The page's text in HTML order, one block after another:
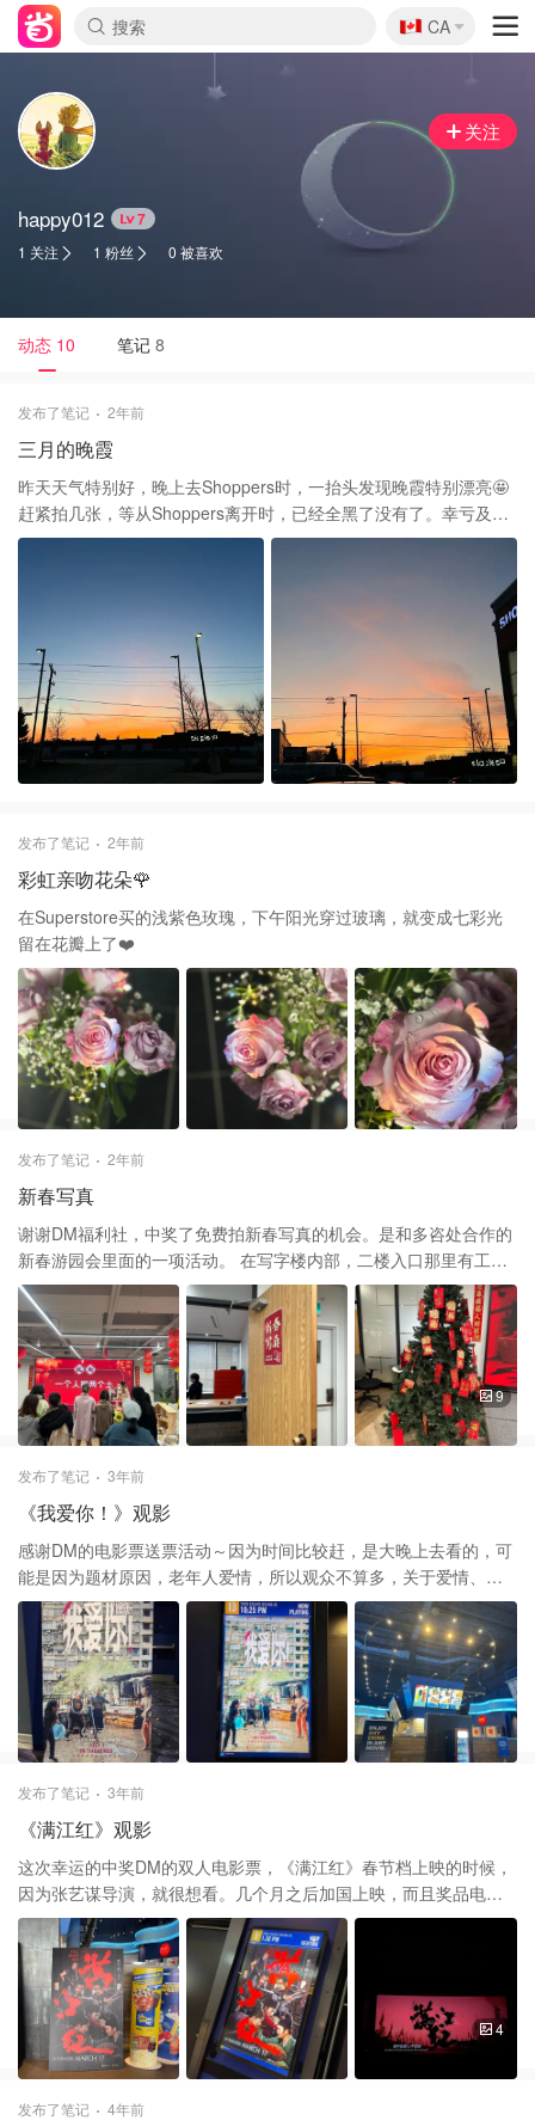
🇨🇦
CA
关注
happy012 7
1 关注 1 粉丝 0 被喜欢
动态 10 笔记 8
发布了笔记 2年前
三月的晚霞
昨天天气特别好，晚上去Shoppers时，一抬头发现晚霞特别漂亮🤩
赶紧拍几张，等从Shoppers离开时，已经全黑了没有了。幸亏及时
拍下照片，肉眼看比照片要震撼的多。话说今年加拿大冬天完全不
发布了笔记 2年前
彩虹亲吻花朵🌹
在Superstore买的浅紫色玫瑰，下午阳光穿过玻璃，就变成七彩光
留在花瓣上了❤️
发布了笔记 2年前
新春写真
谢谢DM福利社，中奖了免费拍新春写真的机会。是和多咨处合作的
新春游园会里面的一项活动。 在写字楼内部，二楼入口那里有工作
人员登记，但是我提了这个中奖新春写真，门口登记的不太清楚这
个活动，让我直接进去找负责拍照点工作人员。然后就进入大厅，
在大屏幕右侧有个房间，门口贴有新春写真拍照，见图二。给工作
人员出示了中奖的邮件，她还是不清楚，后来她找了另外一个负责
人，负责人知道和DM合作的活动，才说可以拍😂感觉前期沟通不是
太到位，好多工作人员都不知道🤷‍♀️ 现在来说说具体拍照。先填写自
己名字、邮箱，给你一个编号，拿着编号先拍一张留底，这样好知
道照片是几号客户的。整体布置很简单，就是在一间Office里，背景
个位置灯光最好，准备了一些道具：灯笼、鞭炮、福、春联。道具
都随便用。站好之后摄影师就开始拍，就是自己摆动作，几张之
后，摄影师会建议你换道具，摄影师挺好的，建议你多换几个道具
多拍几张。整体速度很快，所以站上去之前就自己把头发之类的要
整体好，化好妆。大概不到十分钟就拍好了。然后现场用苹果电脑
屏幕让你浏览一遍照片，自己挑选一张，工作人员会给你打印出
来，大概20分钟之后回来取照片。其余电子版全是通过邮箱周一或
者周二发给客户。 整体来说是比较简单的拍照，但是效果比我预期
要好。我去取照片时，看到桌面上也有一些等待领取的别的客户的
照片，效果都不错，很喜庆🎉 趁着等待时间，我就逛了逛新春游园
会，图片就是一些各种展台。也有免费试吃，例如米糕、上海鲜肉
体验的汉服试穿没看到，可能也是时间不对；添加关注免费领取一
个娃娃和抓娃娃币；大屏幕是猜灯谜，旁边就是各种奖品，答案要
大声喊，要不然好几个同时答的，只给第一个，声音小就容易错失
机会😂还有大门口登记那里，扫码多咨处登记，也可以参加抽奖 整
体体验来说，这次新春游园会&新春写真 还不错，比预期要好，写
真底片也已经全都收到😉再次感谢DM福利社～祝大家新年快乐🎉
9
发布了笔记 3年前
《我爱你！》观影
感谢DM的电影票送票活动～因为时间比较赶，是大晚上去看的，可
能是因为题材原因，老年人爱情，所以观众不算多，关于爱情、死
亡，确实很催泪。其中叶童，童年记忆许仙，演病痛那段，非常真
实，完全不像演的，演技真是好厉害！这部电影全员演技在线👍
发布了笔记 3年前
《满江红》观影
这次幸运的中奖DM的双人电影票，《满江红》春节档上映的时候，
因为张艺谋导演，就很想看。几个月之后加国上映，而且奖品电影
票是可以自选场次，就立刻选了上映的第一个周末去看。 我们是下
午去的，中间座位大概坐了一半吧。电影整体挺好看的。有反转加
搞笑。喜剧演员度拿捏得不错，比三枪拍案惊奇好，挺好看的商业
片。很多场景都是长过道，构图都是完全对称，配乐选的也很好，
特别反映情绪。张译演的让人完全联想不到狂飙里的角色。个人感
觉是值得一看的。 不知道最后是否有彩蛋，并没有完全等待字幕结
束，有看过的望告知😂最后再次谢谢DM 又最后，附近的粤菜馆吃
个早茶很不错😜
4
发布了笔记 4年前